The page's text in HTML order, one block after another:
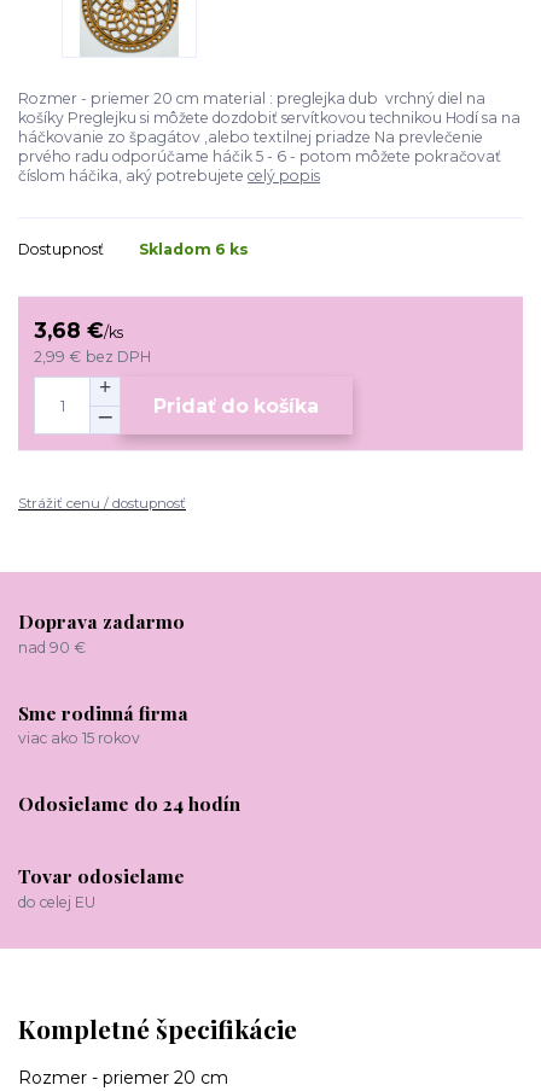
Rozmer - priemer 20 cm material : preglejka dub vrchný diel na
košíky Preglejku si môžete dozdobiť servítkovou technikou Hodí sa na
háčkovanie zo špagátov ,alebo textilnej priadze Na prevlečenie
prvého radu odporúčame háčik 5 - 6 - potom môžete pokračovať
číslom háčika, aký potrebujete celý popis
Dostupnosť Skladom 6 ks
3,68 €/ks
2,99 € bez DPH
Pridať do košíka
Strážiť cenu / dostupnosť
Doprava zadarmo
nad 90 €
Sme rodinná firma
viac ako 15 rokov
Odosielame do 24 hodín
Tovar odosielame
do celej EU
Kompletné špecifikácie
Rozmer - priemer 20 cm